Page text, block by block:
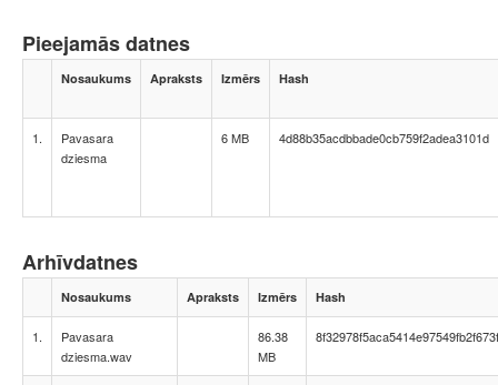
Pieejamās datnes
Nosaukums Apraksts Izmērs Hash
1.
Pavasara
dziesma
6 MB 4d88b35acdbbade0cb759f2adea3101d
Arhīvdatnes
Nosaukums Apraksts Izmērs Hash
1.
Pavasara
dziesma.wav
86.38
MB